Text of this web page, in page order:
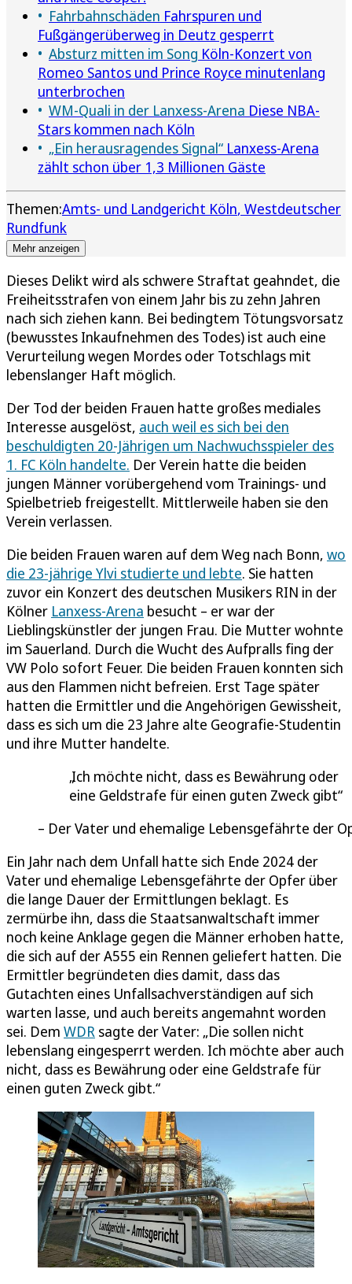
Fahrbahnschäden Fahrspuren und
Fußgängerüberweg in Deutz gesperrt
Absturz mitten im Song Köln-Konzert von
Romeo Santos und Prince Royce minutenlang
unterbrochen
WM-Quali in der Lanxess-Arena Diese NBA-
Stars kommen nach Köln
„Ein herausragendes Signal“ Lanxess-Arena
zählt schon über 1,3 Millionen Gäste
Themen:Amts- und Landgericht Köln Westdeutscher
Rundfunk
Mehr anzeigen
Dieses Delikt wird als schwere Straftat geahndet, die
Freiheitsstrafen von einem Jahr bis zu zehn Jahren
nach sich ziehen kann. Bei bedingtem Tötungsvorsatz
(bewusstes Inkaufnehmen des Todes) ist auch eine
Verurteilung wegen Mordes oder Totschlags mit
lebenslanger Haft möglich.
Der Tod der beiden Frauen hatte großes mediales
Interesse ausgelöst, auch weil es sich bei den
beschuldigten 20-Jährigen um Nachwuchsspieler des
1. FC Köln handelte. Der Verein hatte die beiden
jungen Männer vorübergehend vom Trainings- und
Spielbetrieb freigestellt. Mittlerweile haben sie den
Verein verlassen.
Die beiden Frauen waren auf dem Weg nach Bonn, wo
die 23-jährige Ylvi studierte und lebte. Sie hatten
zuvor ein Konzert des deutschen Musikers RIN in der
Kölner Lanxess-Arena besucht – er war der
Lieblingskünstler der jungen Frau. Die Mutter wohnte
im Sauerland. Durch die Wucht des Aufpralls fing der
VW Polo sofort Feuer. Die beiden Frauen konnten sich
aus den Flammen nicht befreien. Erst Tage später
hatten die Ermittler und die Angehörigen Gewissheit,
dass es sich um die 23 Jahre alte Geografie-Studentin
und ihre Mutter handelte.
Ich möchte nicht, dass es Bewährung oder
eine Geldstrafe für einen guten Zweck gibt
Der Vater und ehemalige Lebensgefährte der
Ein Jahr nach dem Unfall hatte sich Ende 2024 der
Vater und ehemalige Lebensgefährte der Opfer über
die lange Dauer der Ermittlungen beklagt. Es
zermürbe ihn, dass die Staatsanwaltschaft immer
noch keine Anklage gegen die Männer erhoben hatte,
die sich auf der A555 ein Rennen geliefert hatten. Die
Ermittler begründeten dies damit, dass das
Gutachten eines Unfallsachverständigen auf sich
warten lasse, und auch bereits angemahnt worden
sei. Dem WDR sagte der Vater: „Die sollen nicht
lebenslang eingesperrt werden. Ich möchte aber auch
nicht, dass es Bewährung oder eine Geldstrafe für
einen guten Zweck gibt.“